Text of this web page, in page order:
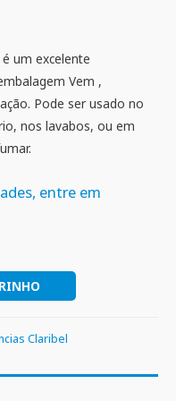
um excelente
Vem ,
Pode ser usado no
nos lavabos, ou em
entre em
Claribel